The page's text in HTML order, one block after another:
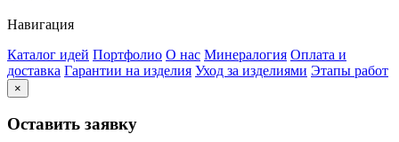
Навигация
Каталог идей Портфолио О нас Минералогия Оплата и
доставка Гарантии на изделия Уход за изделиями Этапы работ
×
Оставить заявку